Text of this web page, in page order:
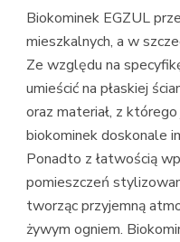
Biokominek EGZUL
mieszkalnych, a w
Ze względu na
umieścić na płaskiej
oraz materiał, z
biokominek doskonale
Ponadto z łatwością
pomieszczeń
tworząc przyjemną
żywym ogniem.